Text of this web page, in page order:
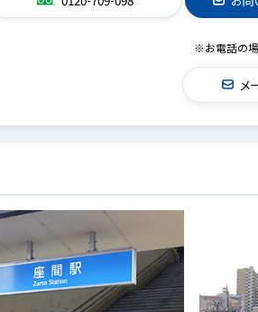
※お電話の場
メ